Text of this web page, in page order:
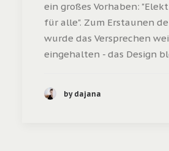
ein großes Vorhaben:
für alle". Zum Erstaunen
wurde das Versprechen
eingehalten - das Design
by dajana